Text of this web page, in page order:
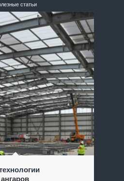
статьи